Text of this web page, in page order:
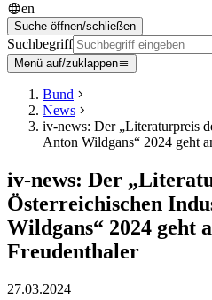
en
Suche öffnen/schließen
Suchbegriff
Menü auf/zuklappen
Bund
News
iv-news: Der „Literaturpreis
Anton Wildgans“ 2024 geht
iv-news: Der
Österreichischen
Wildgans“ 2024 geht
Freudenthaler
27.03.2024